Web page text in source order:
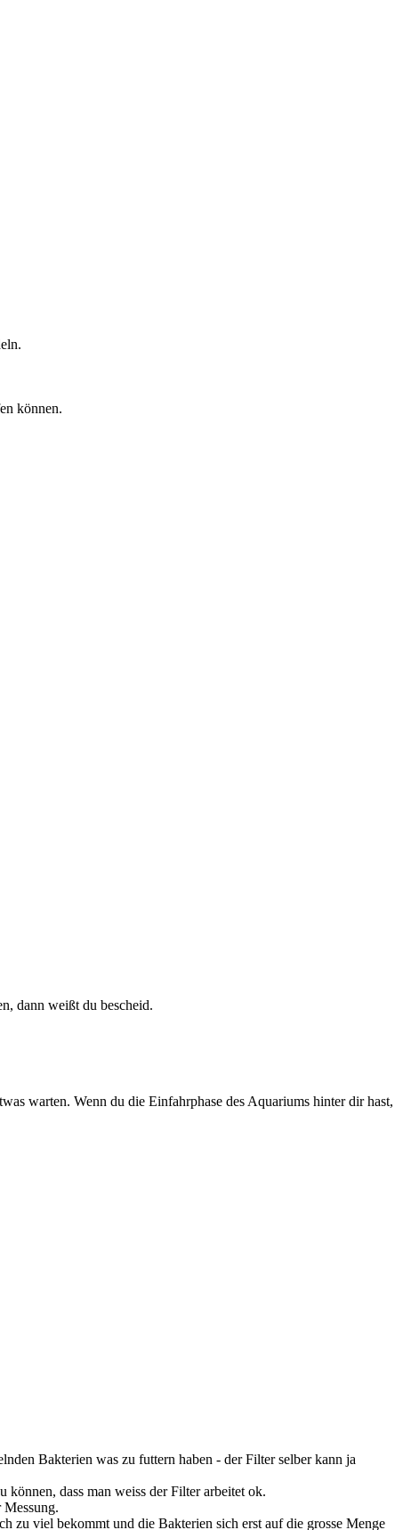
können.
dann weißt du bescheid.
warten. Wenn du die Einfahrphase des Aquariums hinter dir hast,
Bakterien was zu futtern haben - der Filter selber kann ja
dass man weiss der Filter arbeitet ok.
zu viel bekommt und die Bakterien sich erst auf die grosse Menge